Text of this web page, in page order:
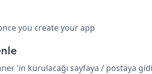
you create your app
'in kurulacağı sayfaya / postaya